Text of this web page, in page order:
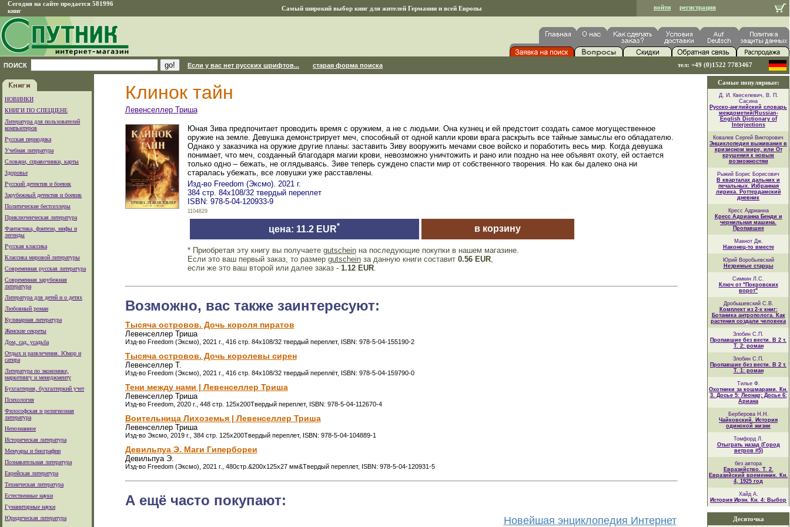
Сегодня на сайте продается 581996
книг
Самый широкий выбор книг для жителей Германии и всей Европы войти регистрация
ПОИСК Если у вас нет русских шрифтов... старая форма поиска тел: +49 (0)1522 7783467
НОВИНКИ
КНИГИ ПО СПЕЦЦЕНЕ
Литература для пользователей
компьютеров
Русская периодика
Учебная литература
Словари, справочники, карты
Здоровье
Русский детектив и боевик
Зарубежный детектив и боевик
Политические бестселлеры
Приключенческая литература
Фантастика, фэнтези, мифы и
легенды
Русская классика
Классика мировой литературы
Современная русская литература
Современная зарубежная
литература
Литература для детей и о детях
Любовный роман
Кулинарная литература
Женские секреты
Дом, сад, усадьба
Отдых и развлечения. Юмор и
сатира
Литература по экономике,
маркетингу и менеджменту
Бухгалтерия, бухгалтеркий учет
Психология
Философская и религиозная
литература
Непознанное
Историческая литература
Мемуары и биографии
Познавательная литература
Еврейская литература
Техническая литература
Естественные науки
Гуманитарные науки
Юридическая литература
Клинок тайн
Левенселлер Триша
Юная Зива предпочитает проводить время с оружием, а не с людьми. Она кузнец и ей предстоит создать самое могущественное
оружие на земле. Девушка демонстрирует меч, способный от одной капли крови врага раскрыть все тайные замыслы его обладателю.
Однако у заказчика на оружие другие планы: заставить Зиву вооружить мечами свое войско и поработить весь мир. Когда девушка
понимает, что меч, созданный благодаря магии крови, невозможно уничтожить и рано или поздно на нее объявят охоту, ей остается
только одно – бежать, не оглядываясь. Зиве теперь суждено спасти мир от собственного творения. Но как бы далеко она ни
старалась убежать, все ловушки уже расставлены.
Изд-во Freedom (Эксмо). 2021 г.
384 стр. 84x108/32 твердый переплет
ISBN: 978-5-04-120933-9
1104829
цена: 11.2 EUR* в корзину
* Приобретая эту книгу вы получаете gutscheinна последующие покупки в нашем магазине.
Если это ваш первый заказ, то размер gutscheinза данную книги составит 0.56 EUR,
если же это ваш второй или далее заказ - 1.12 EUR.
Возможно, вас также заинтересуют:
Тысяча островов. Дочь короля пиратов
Левенселлер Триша
Изд-во Freedom (Эксмо), 2021 г., 416 стр. 84x108/32 твердый переплет, ISBN: 978-5-04-155190-2
Тысяча островов. Дочь королевы сирен
Левенселлер Т.
Изд-во Freedom (Эксмо), 2021 г., 416 стр. 84x108/32 твердый переплёт, ISBN: 978-5-04-159790-0
Тени между нами | Левенселлер Триша
Левенселлер Триша
Изд-во Freedom, 2020 г., 448 стр. 125x200Твердый переплет, ISBN: 978-5-04-112670-4
Воительница Лихоземья | Левенселлер Триша
Левенселлер Триша
Изд-во Эксмо, 2019 г., 384 стр. 125x200Твердый переплет, ISBN: 978-5-04-104889-1
Девильпуа Э. Маги Гипербореи
Девильпуа Э.
Изд-во Freedom (Эксмо), 2021 г., 480стр.&200x125x27 мм&Твердый переплет, ISBN: 978-5-04-120931-5
А ещё часто покупают:
Новейшая энциклопедия Интернет
Самые популярные:
Д. И. Квеселевич, В. П.
Сасина
Русско-английский словарь
междометий/Russian-
English Dictionary of
Interjections
Ковалев Сергей Викторович
Энциклопедия выживания в
кризисном мире, или От
крушения к новым
возможностям
Рыжий Борис Борисович
В кварталах дальних и
печальных. Избранная
лирика. Роттердамский
дневник
Кресс Адрианна
Кресс Адрианна Бенди и
чернильная машина.
Пропавшие
Макнот Дж.
Наконец-то вместе
Юрий Воробьевский
Незримые старцы
Симкин Л.С.
Ключ от "Покровских
ворот"
Дробышевский С.В.
Комплект из 2-х книг:
Ботаника антрополога. Как
растения создали человека
Злобин С.П.
Пропавшие без вести. В 2 т.
Т. 2: роман
Злобин С.П.
Пропавшие без вести. В 2 т.
Т. 1: роман
Тилье Ф.
Охотники за кошмарами. Кн.
3. Досье 5: Леонар; Досье 6:
Ариана
Берберова Н.Н.
Чайковский. История
одинокой жизни
Томфорд Л.
Отыграть назад (Город
ветров #5)
без автора
Евразийство. Т. 2.
Евразийский временник. Кн.
4, 1925 год
Хайд А.
История Ирэн. Кн. 4: Выбор
Десяточка